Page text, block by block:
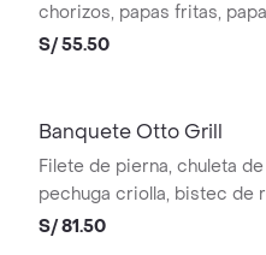
chorizos, papas fritas,
parrilleras, 4 lonjas de
S/ 55.50
Banquete Otto Grill
Filete de pierna, chuleta
pechuga criolla, bistec de
chorizos parrillero Otto
S/ 81.50